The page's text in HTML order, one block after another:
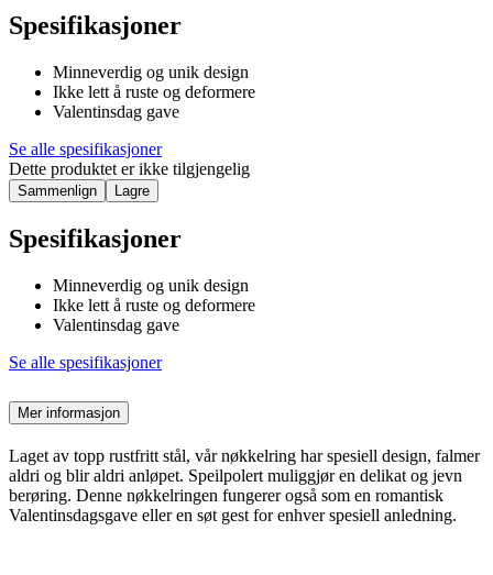
Spesifikasjoner
Minneverdig og unik design
Ikke lett å ruste og deformere
Valentinsdag gave
Se alle spesifikasjoner
Dette produktet er ikke tilgjengelig
Sammenlign Lagre
Spesifikasjoner
Minneverdig og unik design
Ikke lett å ruste og deformere
Valentinsdag gave
Se alle spesifikasjoner
Mer informasjon
Laget av topp rustfritt stål, vår nøkkelring har spesiell design, falmer
aldri og blir aldri anløpet. Speilpolert muliggjør en delikat og jevn
berøring. Denne nøkkelringen fungerer også som en romantisk
Valentinsdagsgave eller en søt gest for enhver spesiell anledning.